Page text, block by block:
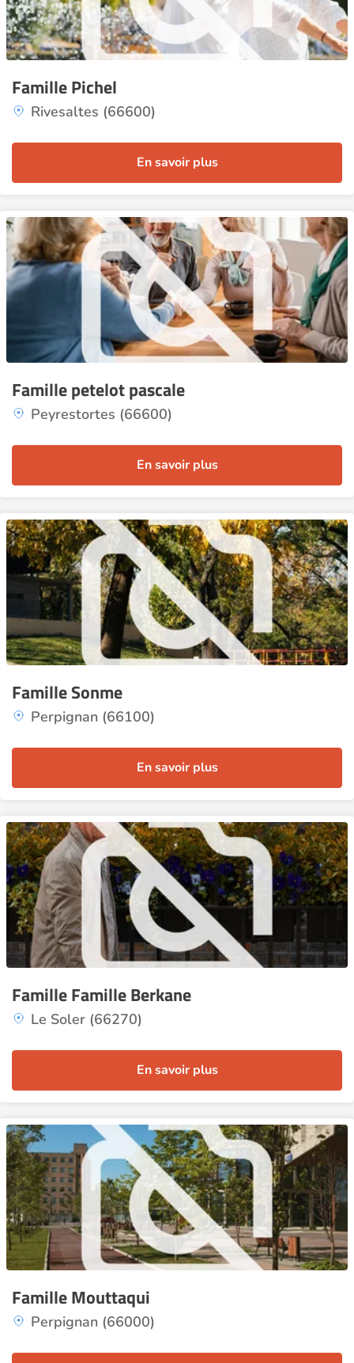
Famille Pichel
Rivesaltes (66600)
En savoir plus
Famille petelot pascale
Peyrestortes (66600)
En savoir plus
Famille Sonme
Perpignan (66100)
En savoir plus
Famille Famille Berkane
Le Soler (66270)
En savoir plus
Famille Mouttaqui
Perpignan (66000)